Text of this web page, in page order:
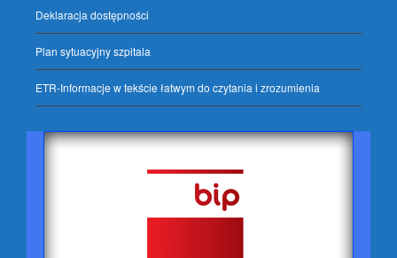
Deklaracja dostępności
Plan sytuacyjny szpitala
ETR-Informacje w tekście łatwym do czytania i zrozumienia